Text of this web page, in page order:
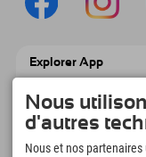
Explorer App
Explorer à emporter
réservations, liste de
des restaurants et bien
Téléchargez-le
Nous
d'autres
Nous et nos